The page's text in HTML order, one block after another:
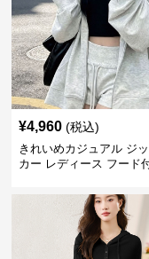
¥4,960 (税込)
きれいめカジュアル ジ
カー レディース フード
風カジュアル